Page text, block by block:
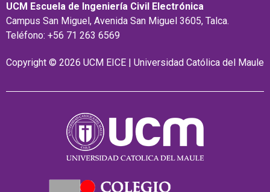
UCM Escuela de Ingeniería Civil Electrónica
Campus San Miguel, Avenida San Miguel 3605, Talca.
Teléfono: +56 71 263 6569
Copyright © 2026 UCM EICE | Universidad Católica del Maule